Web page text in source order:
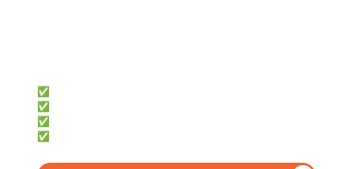
✅ 7 000+ formularzy w tym KSeF
✅ e-Deklaracji, JPK, e-ZUS
✅ Obsługi wielu firm
✅ Narzędzia do formalności